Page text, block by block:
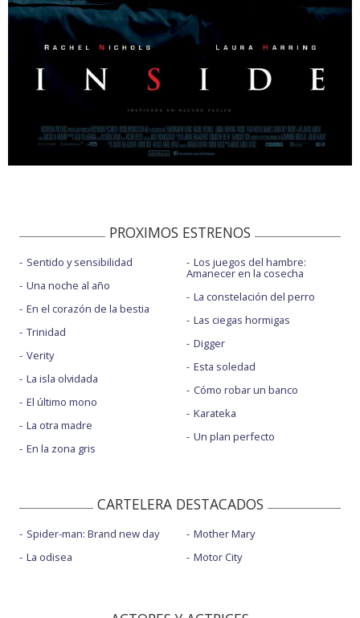
PROXIMOS ESTRENOS
Sentido y sensibilidad
Una noche al año
En el corazón de la bestia
Trinidad
Verity
La isla olvidada
El último mono
La otra madre
En la zona gris
Los juegos del hambre:
Amanecer en la cosecha
La constelación del perro
Las ciegas hormigas
Digger
Esta soledad
Cómo robar un banco
Karateka
Un plan perfecto
CARTELERA DESTACADOS
Spider-man: Brand new day
La odisea
Mother Mary
Motor City